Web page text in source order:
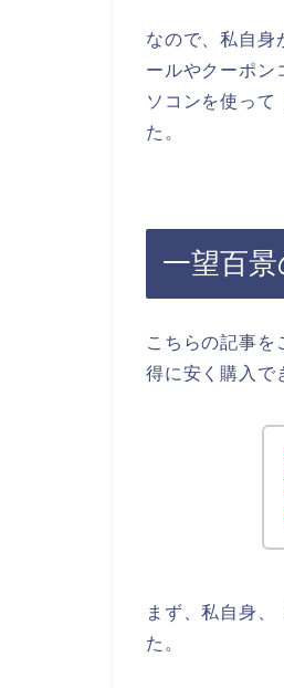
なので、私自身
ールやクーポン
ソコンを使って
た。
一望百
こちらの記事を
得に安く購入で
まず、私自身、
た。